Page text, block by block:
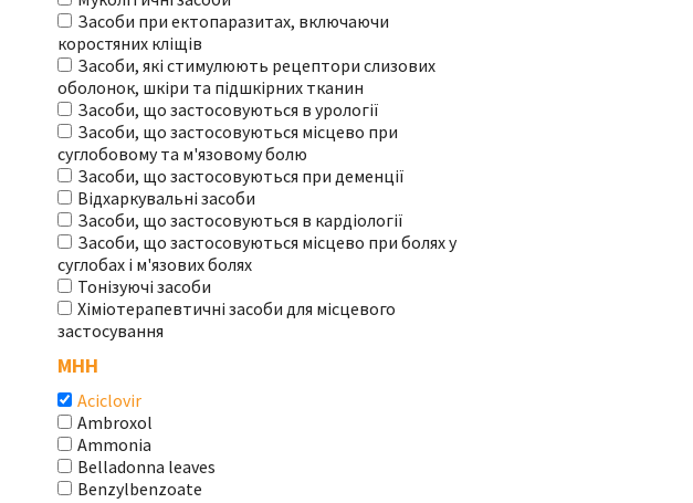
Засоби при ектопаразитах, включаючи
коростяних кліщів
Засоби, які стимулюють рецептори слизових
оболонок, шкіри та підшкірних тканин
Засоби, що застосовуються в урології
Засоби, що застосовуються місцево при
суглобовому та м'язовому болю
Засоби, що застосовуються при деменції
Відхаркувальні засоби
Засоби, що застосовуються в кардіології
Засоби, що застосовуються місцево при болях у
суглобах і м'язових болях
Тонізуючі засоби
Хіміотерапевтичні засоби для місцевого
застосування
МНН
Aciclovir
Ambroxol
Ammonia
Belladonna leaves
Benzylbenzoate